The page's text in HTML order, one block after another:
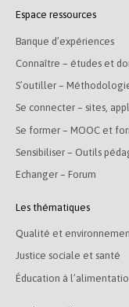
Espace ressources
Banque d’expériences
Connaître – études et
S’outiller –
Se connecter – sites,
Se former – MOOC et
Sensibiliser – Outils
Echanger – Forum
Les thématiques
Qualité et
Justice sociale et santé
Éducation à